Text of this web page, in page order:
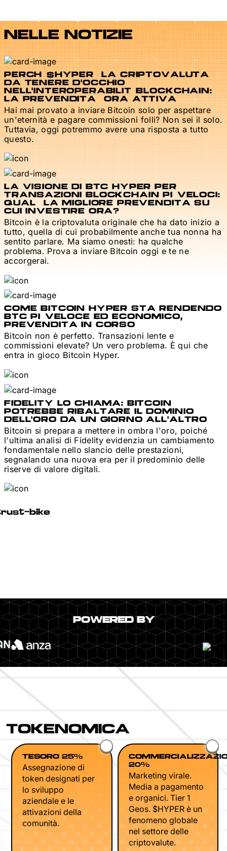
NELLE NOTIZIE
PERCHÉ $HYPER È LA CRIPTOVALUTA
DA TENERE D'OCCHIO
NELL'INTEROPERABILITÀ BLOCKCHAIN:
LA PREVENDITA È ORA ATTIVA
Hai mai provato a inviare Bitcoin solo per aspettare
un'eternità e pagare commissioni folli? Non sei il solo.
Tuttavia, oggi potremmo avere una risposta a tutto
questo.
LA VISIONE DI BTC HYPER PER
TRANSAZIONI BLOCKCHAIN PIÙ VELOCI:
QUAL È LA MIGLIORE PREVENDITA SU
CUI INVESTIRE ORA?
Bitcoin è la criptovaluta originale che ha dato inizio a
tutto, quella di cui probabilmente anche tua nonna ha
sentito parlare. Ma siamo onesti: ha qualche
problema. Prova a inviare Bitcoin oggi e te ne
accorgerai.
COME BITCOIN HYPER STA RENDENDO
BTC PIÙ VELOCE ED ECONOMICO,
PREVENDITA IN CORSO
Bitcoin non è perfetto. Transazioni lente e
commissioni elevate? Un vero problema. È qui che
entra in gioco Bitcoin Hyper.
FIDELITY LO CHIAMA: BITCOIN
POTREBBE RIBALTARE IL DOMINIO
DELL'ORO DA UN GIORNO ALL'ALTRO
Bitcoin si prepara a mettere in ombra l'oro, poiché
l'ultima analisi di Fidelity evidenzia un cambiamento
fondamentale nello slancio delle prestazioni,
segnalando una nuova era per il predominio delle
riserve di valore digitali.
POWERED BY
TOKENOMICA
TESORO 25%
Assegnazione di
token designati per
lo sviluppo
aziendale e le
attivazioni della
comunità.
20%
Marketing virale.
Media a pagamento
e organici. Tier 1
Geos. $HYPER è un
fenomeno globale
nel settore delle
criptovalute.